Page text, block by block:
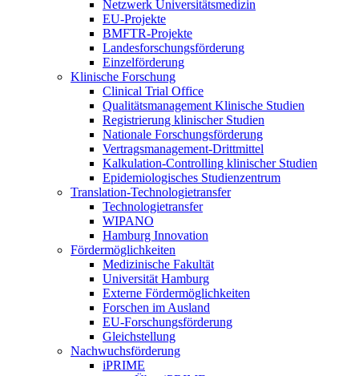
Netzwerk Universitätsmedizin
EU-Projekte
BMFTR-Projekte
Landesforschungsförderung
Einzelförderung
Klinische Forschung
Clinical Trial Office
Qualitätsmanagement Klinische Studien
Registrierung klinischer Studien
Nationale Forschungsförderung
Vertragsmanagement-Drittmittel
Kalkulation-Controlling klinischer Studien
Epidemiologisches Studienzentrum
Translation-Technologietransfer
Technologietransfer
WIPANO
Hamburg Innovation
Fördermöglichkeiten
Medizinische Fakultät
Universität Hamburg
Externe Fördermöglichkeiten
Forschen im Ausland
EU-Forschungsförderung
Gleichstellung
Nachwuchsförderung
iPRIME